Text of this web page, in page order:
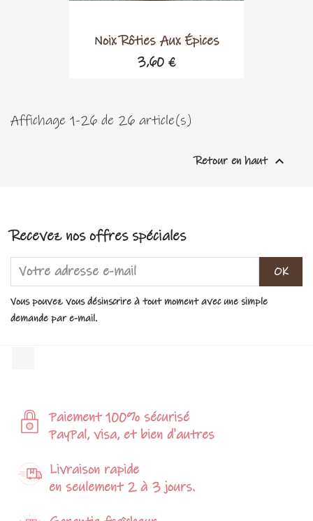
Noix Rôties Aux Épices
3,60 €
Affichage 1-26 de 26 article(s)
Retour en haut 
Recevez nos offres spéciales
Vous pouvez vous désinscrire à tout moment avec une simple
demande par e-mail.
Paiement 100% sécurisé
PayPal, visa, et bien d'autres
Livraison rapide
en seulement 2 à 3 jours.